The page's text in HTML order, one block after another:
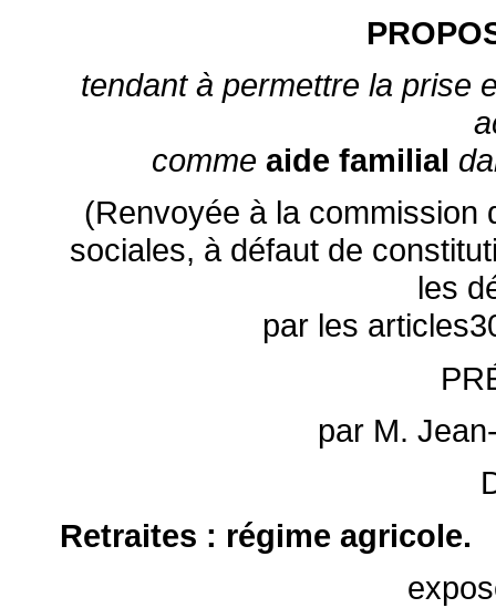
tendant à permettre la prise
commeaide familial
(Renvoyée à la commission
sociales, à défaut de
les
par les
par M.
Retraites : régime agricole.